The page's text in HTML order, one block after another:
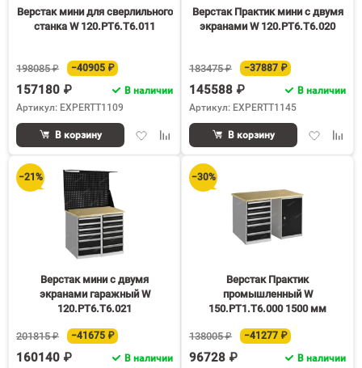
Верстак мини для сверлильного
станка W 120.PТ6.Т6.011
198085 ₽ −40905 ₽
157180 ₽
В наличии
Артикул: EXPERTT1109
ДобавитьДобавить
сравнению
В корзину
Верстак Практик мини с двумя
экранами W 120.PТ6.Т6.020
183475 ₽ −37887 ₽
145588 ₽
В наличии
Артикул: EXPERTT1145
Добавить
В корзину
−21%
Верстак мини с двумя
экранами гаражный W
120.PТ6.Т6.021
201815 ₽ −41675 ₽
160140 ₽ В наличии
−30%
Верстак Практик
промышленный W
150.PТ1.Т6.000 1500 мм
138005 ₽ −41277 ₽
96728 ₽ В наличии